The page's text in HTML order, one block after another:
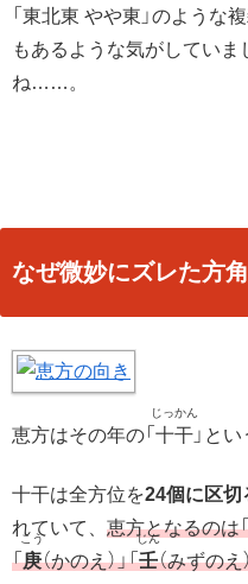
「東北東 やや東」のような
もあるような気がしてい
ね……。
なぜ微妙にズレた方
恵方はその年の「 十干 」と
十干は全方位を24個に区切
れていて、 恵方となるのは
「庚（かのえ）」「壬（みずのえ